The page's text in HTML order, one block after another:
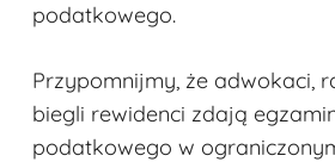
podatkowego.
Przypomnijmy, że adwokaci,
biegli rewidenci zdają
podatkowego w